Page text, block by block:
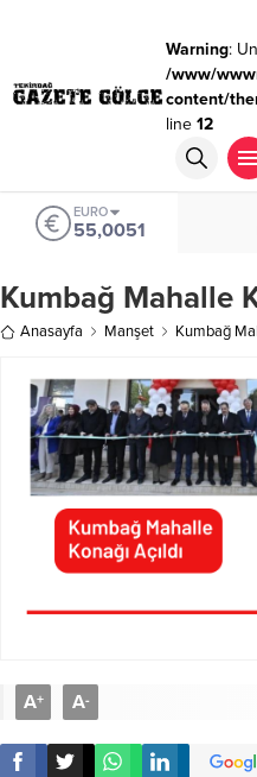
Warning:
/www/
content/
line 12
EURO
55,0051
Kumbağ Mahalle
Anasayfa Manşet Kumbağ
A+ A-